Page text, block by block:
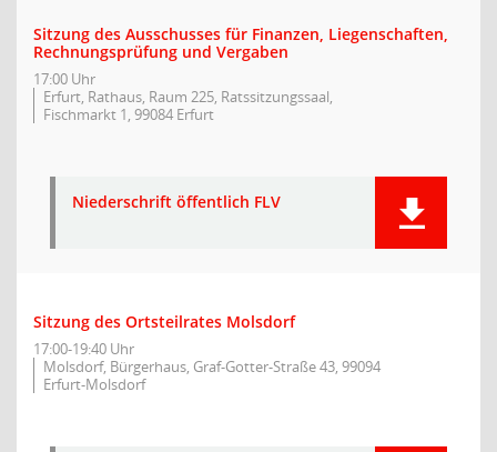
Sitzung des Ausschusses für Finanzen, Liegenschaften,
Rechnungsprüfung und Vergaben
17:00 Uhr
Erfurt, Rathaus, Raum 225, Ratssitzungssaal,
Fischmarkt 1, 99084 Erfurt
Niederschrift öffentlich FLV
Sitzung des Ortsteilrates Molsdorf
17:00-19:40 Uhr
Molsdorf, Bürgerhaus, Graf-Gotter-Straße 43, 99094
Erfurt-Molsdorf